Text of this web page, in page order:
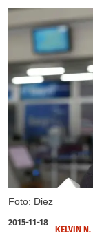
Foto: Diez
2015-11-18
KELVIN N.